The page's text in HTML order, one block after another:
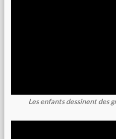
Les enfants dessinent des